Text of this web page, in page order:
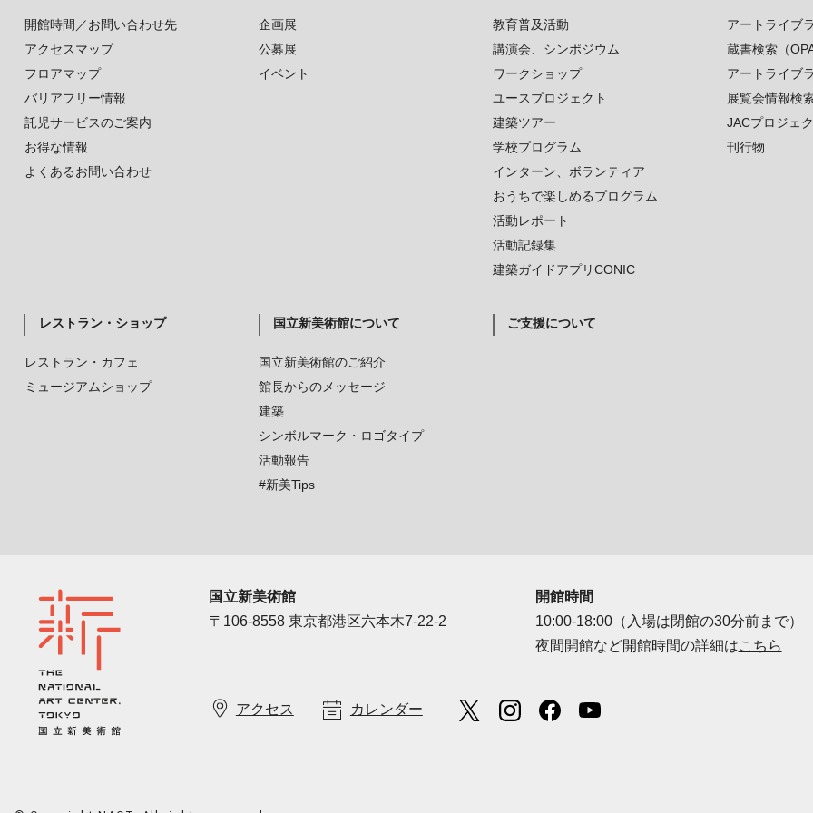
開館時間／お問い合わせ先
アクセスマップ
フロアマップ
バリアフリー情報
託児サービスのご案内
お得な情報
よくあるお問い合わせ
企画展
公募展
イベント
教育普及活動
講演会、シンポジウム
ワークショップ
ユースプロジェクト
建築ツアー
学校プログラム
インターン、ボランティア
おうちで楽しめるプログラム
活動レポート
活動記録集
建築ガイドアプリCONIC
アートライブ
蔵書検索（
アートライブ
展覧会情報検
JACプロジェ
刊行物
レストラン・ショップ
レストラン・カフェ
ミュージアムショップ
国立新美術館について
国立新美術館のご紹介
館長からのメッセージ
建築
シンボルマーク・ロゴタイプ
活動報告
#新美Tips
ご支援について
国立新美術館
〒106-8558 東京都港区六本木7-22-2
開館時間
10:00-18:00（入場は閉館の30分前まで）
夜間開館など開館時間の詳細はこちら
アクセス カレンダー